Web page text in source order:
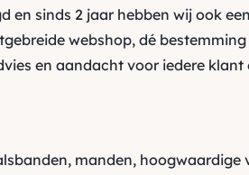
en sinds 2 jaar hebben wij ook
webshop, dé
en aandacht voor iedere klant
manden,